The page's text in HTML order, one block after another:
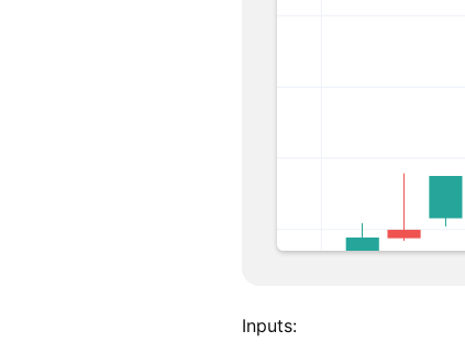
Inputs: